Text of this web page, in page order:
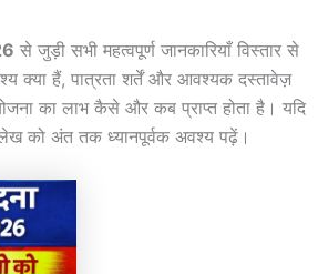
से जुड़ी सभी महत्वपूर्ण जानकारियाँ विस्तार से
क्या हैं, पात्रता शर्तें और आवश्यक दस्तावेज़
का लाभ कैसे और कब प्राप्त होता है। यदि
को अंत तक ध्यानपूर्वक अवश्य पढ़ें।